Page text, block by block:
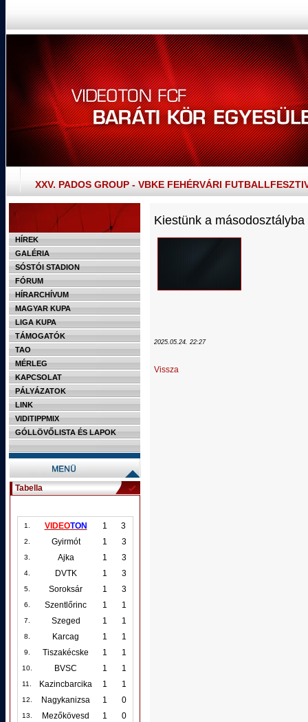
XXV. PADOS GROUP - VBKE FEHÉRVÁRI
HÍREK
GALÉRIA
SÓSTÓI STADION
FÓRUM
HÍRARCHÍVUM
MAGYAR KUPA
LIGA KUPA
TÁMOGATÓK
TAO
MÉRLEG
KAPCSOLAT
PÁLYÁZATOK
LINK
VIDITIPPMIX
GÓLLÖVŐLISTA ÉS LAPOK
Tabella
1. VIDEOTON 1 3
2. Gyirmót 1 3
3. Ajka 1 3
4. DVTK 1 3
5. Soroksár 1 3
6. Szentlőrinc 1 1
7. Szeged 1 1
8. Karcag 1 1
9. Tiszakécske 1 1
10. BVSC 1 1
11. Kazincbarcika 1 1
12. Nagykanizsa 1 0
13. Mezőkövesd 1 0
Kiestünk a másodosztályba
2025.05.24. 22:27
Vissza